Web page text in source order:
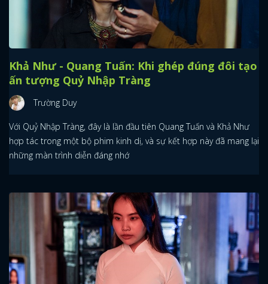
Khả Như - Quang Tuấn: Khi ghép đúng đôi tạo
ấn tượng Quỷ Nhập Tràng
Trường Duy
Với Quỷ Nhập Tràng, đây là lần đầu tiên Quang Tuấn và Khả Như
hợp tác trong một bộ phim kinh dị, và sự kết hợp này đã mang lại
những màn trình diễn đáng nhớ